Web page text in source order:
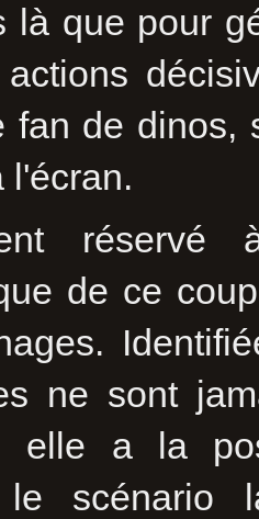
là que pour
fan de dinos,
l'écran.
réservé
de ce
ne sont
elle a la
le